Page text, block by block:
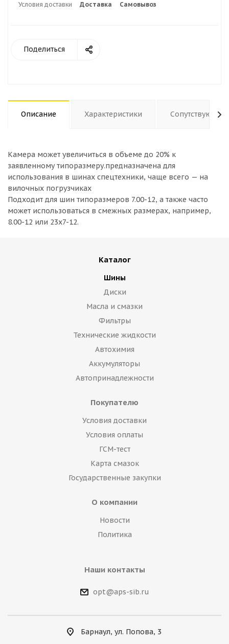
Условия доставки Доставка Самовывоз
Поделиться
Описание Характеристики
Камера может увеличиться в объеме до 20% к
заявленному типоразмеру.предназначена для
использования в шинах спецтехники, чаще всего — на
вилочных погрузчиках
Подходит для шин типоразмеров 7.00-12, а также часто
может использоваться в смежных размерах, например,
8.00-12 или 23х7-12.
Каталог
Шины
Диски
Масла и смазки
Фильтры
Технические жидкости
Автохимия
Аккумуляторы
Автопринадлежности
Покупателю
Условия доставки
Условия оплаты
ГСМ-тест
Карта смазок
Государственные закупки
О компании
Новости
Политика
Наши контакты
opt@aps-sib.ru
Барнаул, ул. Попова, 3